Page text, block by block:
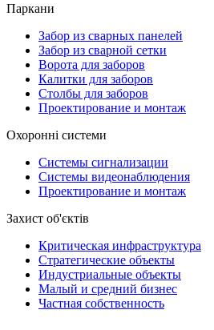
Паркани
Забор из сварных панелей
Забор из сварной сетки
Ворота для заборов
Калитки для заборов
Столбы для заборов
Проектирование и монтаж
Охоронні системи
Системы сигнализации
Системы видеонаблюдения
Проектирование и монтаж
Захист об'єктів
Критическая инфраструктура
Стратегические объекты
Индустриальные объекты
Малый и средний бизнес
Частная собственность